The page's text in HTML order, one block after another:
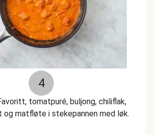
4
tomatpuré, buljong, chiliflak,
og matfløte i stekepannen med løk.